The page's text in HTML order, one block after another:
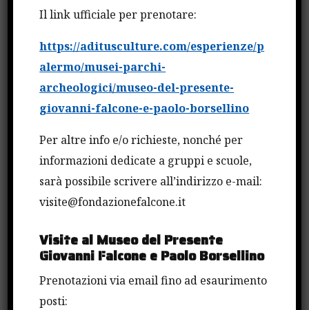
organi”.
Alessandra Buonaseracon “Società a
partecipazione pubblica: i meccanismi di
prevenzione antiriciclaggio nelle procedure di
affidamento dei servizi pubblici. Il possibile
dialogo fra antiriciclaggio e anticorruzione volto al
contrasto della criminalità organizzata e in
accordo alle istanze di semplificazione
amministrativa”.
Valentina Cannellacon “Mafia e pandemia. Sulle
della criminalità organizzata”.
Il link ufficiale per prenotare:
https://aditusculture.com/esperienze/p
alermo/musei-parchi-
archeologici/museo-del-presente-
giovanni-falcone-e-paolo-borsellino
Per altre info e/o richieste, nonché per
informazioni dedicate a gruppi e scuole,
sarà possibile scrivere all’indirizzo e-mail:
visite@fondazionefalcone.it
Visite al Museo del Presente
Giovanni Falcone e Paolo Borsellino
Prenotazioni via email fino ad esaurimento
posti: